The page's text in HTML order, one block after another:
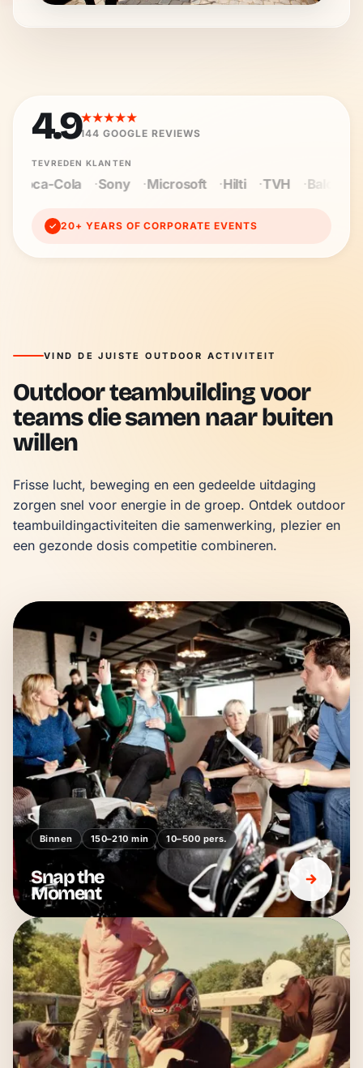
4.9★★★★★
144 GOOGLE REVIEWS
TEVREDEN KLANTEN
Hilti TVH Baloise Wienerberger Cegeka
✓ 20+ YEARS OF CORPORATE EVENTS
VIND DE JUISTE OUTDOOR ACTIVITEIT
Outdoor teambuilding voor
teams die samen naar buiten
willen
Frisse lucht, beweging en een gedeelde uitdaging
zorgen snel voor energie in de groep. Ontdek outdoor
teambuildingactiviteiten die samenwerking, plezier en
een gezonde dosis competitie combineren.
Binnen 150–210 min 10–500 pers.
Snap the
Moment